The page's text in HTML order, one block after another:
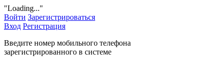
"Loading..."
Войти Зарегистрироваться
Вход Регистрация
Введите номер мобильного телефона
зарегистрированного в системе